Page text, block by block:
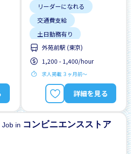
リーダーになれる
交通費支給
土日勤務有り
土日祝休み
外国人勤務中
外国人研修マニュアル
女性歓迎
日本語力不問
早朝
外苑前駅 (東京)
1,200 - 1,400/hour
求人掲載 ３ヶ月前〜
詳細を見る
Job in コンビニエンスストア